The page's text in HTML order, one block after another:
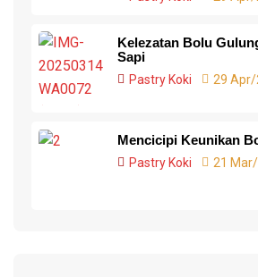
Kelezatan Bolu
Sapi
Pastry Koki 29 Apr/
Mencicipi Keunikan
Pastry Koki 21